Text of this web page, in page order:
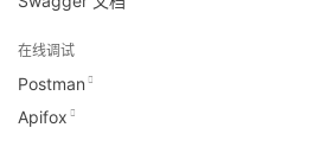
在线调试
Postman
Apifox